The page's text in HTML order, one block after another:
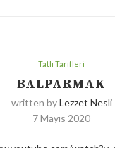
Tatlı Tarifleri
BALPARMAK
written byLezzet Nesli
7 Mayıs 2020